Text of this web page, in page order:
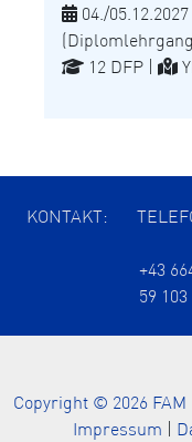
04./
12 DFP |
KONTAKT:
+43
59 103
Copyright © 2026 FAM
Impressum |